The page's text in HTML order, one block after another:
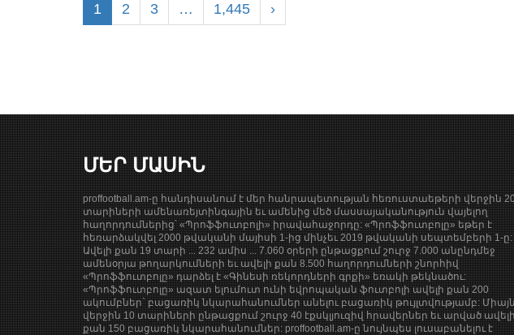
1 2 3 … 1,445 ›
ՄԵՐ ՄԱՍԻՆ
proffootball.am-ը հանդիսանում է մեր հանրապետության հեռուստաեթերի վերջին
տարիների ամենառեյտինգային եւ ամենից մեծ մասսայականություն վայելող
հաղորդումներից՝ «Պրոֆֆուտբոլի» իրավահաջորդը: «Պրոֆֆուտբոլը» եթեր է
հեռարձակվել 2000 թվականի մայիսի 1-ից մինչեւ 2019 թվականի սեպտեմբերի 1-ը:
Ավելի քան 19 տարի ... 232 ամիս ... 7.060 օրերի ընթացքում շուրջ 7.000 անընդմեջ
ամենօրյա թողարկումների եւ ավելի քան 8.500 հաղորդումների շնորհիվ
«Պրոֆֆուտբոլը» դարձել է «Գինեսի ռեկորդների գրքի» եռակի թեկնածու:
«Պրոֆֆուտբոլը» ազատ ելումուտ ունի եվրոպական ֆուտբոլի ավելի քան 200
ակումբներ` բացառիկ նկարահանումներ անելու բացառիկ թույլտվությամբ: Միայն
վերջին 10 տարիների ընթացքում շուրջ 40 էքսկլյուզիվ հրավերներ եւ արված ավելի
քան 150 բացառիկ նկարահանումներ: proffootball.am-ը նույնպես լուսաբանելու է